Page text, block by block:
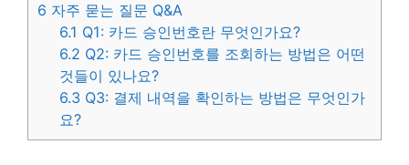
6 자주 묻는 질문 Q&A
6.1 Q1: 카드 승인번호란 무엇인가요?
6.2 Q2: 카드 승인번호를 조회하는 방법은 어떤
것들이 있나요?
6.3 Q3: 결제 내역을 확인하는 방법은 무엇인가
요?